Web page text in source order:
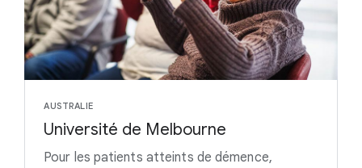
AUSTRALIE
Université de Melbourne
Pour les patients atteints de démence,